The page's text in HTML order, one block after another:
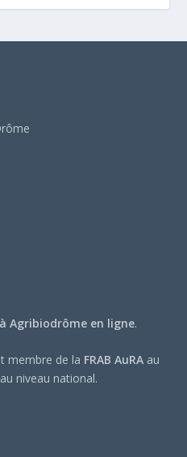
Agribiodrôme en ligne.
membre de la FRAB AuRA au
au niveau national.